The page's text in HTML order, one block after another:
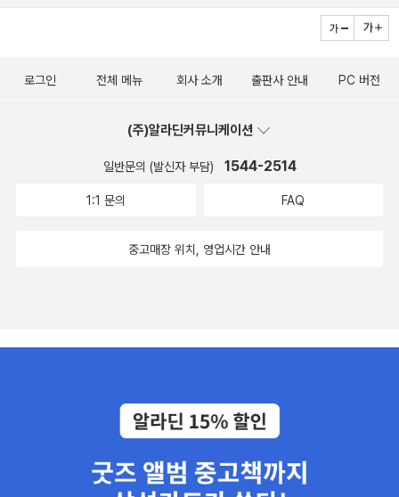
>, 한비자의 <한비자>, 일연의 <삼국유사>, 김시습의 < 매월당집>,
퇴계 이황의 <성학십도>, 율곡 이이의 <성학집요> 등이 있다.
력이 되는 초등 고학년부터 고3까지 읽을 수 있는 책이다.용어풀이도
인류의 스승들이 주는 가르침이 지금도 여전히 가슴을 울리고 머리를
깨우고 있음을 느낀다면 고전이 더 가까이 다가오지 않을까.
책을 쓴 저자를 소개하고 그 책을 쓰게 된 역사적 배경과 책의 주요
내용 , 가치와 의의까지 고전이 전하고자 하는 본질과 역사적 의의를
담아주어 성인들이 친근하게 느껴지고 재밌기도 하구요^^점 더 쉽게
로 두다《맹자》의 역사적 배경《맹자》의 주요 내용《맹자》의 가치와 의
해진다순자, 인간의 본성은 악하다《순자》의 역사적 배경《순자》의 주
스러움을 버리고 차라리 자연으로 돌아가라 노자, 62년 만에 태어나
다《도덕경》의 역사적 배경《도덕경》의 주요 내용《도덕경》의 가치와
뜻을 알겠는가?장자, 속세를 초탈한 철학자《장자》의 역사적 배경《장
기》역사는 왕후장상에 의해서만 이루어지지 않는다 사마천, 궁형의
연, 고려 후기의 이야기꾼 승려《삼국유사》의 역사적 배경《삼국유사》
의 주요 내용《삼국유사》의 가치와 의의ㆍ 김시습의 《매월당집》부조
리한 사회에서 시로 저항하다 김시습, 실천적 지식인의 표상《매월당
집》의 역사적 배경《매월당집》의 주요 내용 청소년에게 무엇보다 중
로그인 전체 메뉴 회사 소개 출판사 안내 PC 버전
(주)알라딘커뮤니케이션
일반문의 (발신자 부담) 1544-2514
1:1 문의 FAQ
중고매장 위치, 영업시간 안내